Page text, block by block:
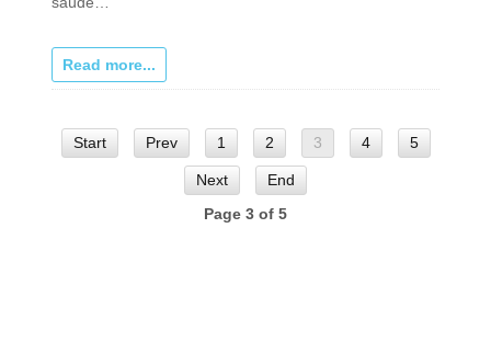
Read more...
Start Prev 1 2 3 4 5
Next
End
Page 3 of 5